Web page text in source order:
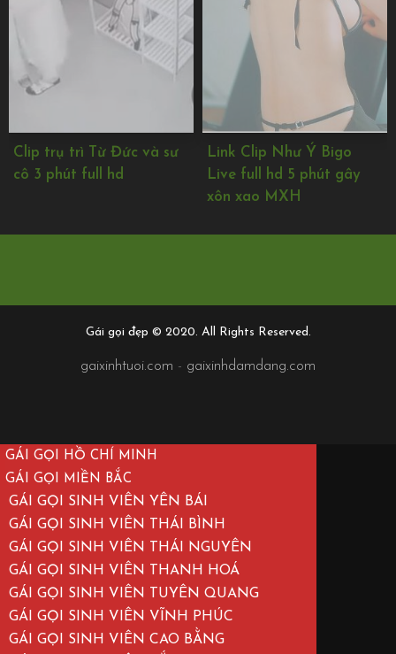
Link Clip Như Ý Bigo
Live full hd 5 phút gây
link Lê Mai Sang lộ clip
nóng bỏng body cực căng
full HD
Gái gọi đẹp © 2020. All Rights Reserved.
gaixinhtuoi.com - gaixinhdamdang.com
GÁI GỌI HỒ CHÍ MINH
GÁI GỌI MIỀN BẮC
GÁI GỌI SINH VIÊN YÊN BÁI
GÁI GỌI SINH VIÊN THÁI BÌNH
GÁI GỌI SINH VIÊN THÁI NGUYÊN
GÁI GỌI SINH VIÊN THANH HOÁ
GÁI GỌI SINH VIÊN TUYÊN QUANG
GÁI GỌI SINH VIÊN VĨNH PHÚC
GÁI GỌI SINH VIÊN CAO BẰNG